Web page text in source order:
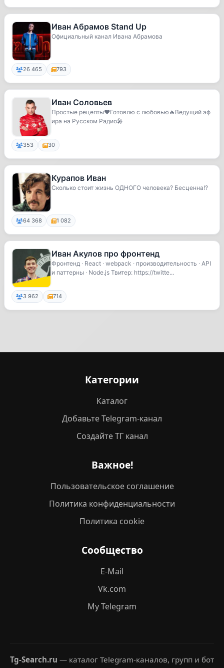
Иван Абрамов Stand Up
Официальный канал Ивана Абрамова
26 465 793
Иван Соловьев
Простые рецепты❤️Готовлю с любовью🔥Ведущий эф
ира на Русском Радио🎤
353 30
Курапов Иван
Сколько стоит жизнь ОДНОГО человека? Бесценна!?
64 368 1 082
Иван Акулов про фронтенд
Фронтенд · React · webpack · производительность · API
и паттерны · Node.js Твитер: https://twitte...
3 962 714
Категории
Каталог
Добавьте Telegram-канал
Создайте ТГ канал
Важное!
Пользовательское соглашение
Политика конфиденциальности
Политика cookie
Сообщество
E-Mail
Vk.com
My Telegram
Tg-Search.ru — каталог Telegram-каналов, групп и бот